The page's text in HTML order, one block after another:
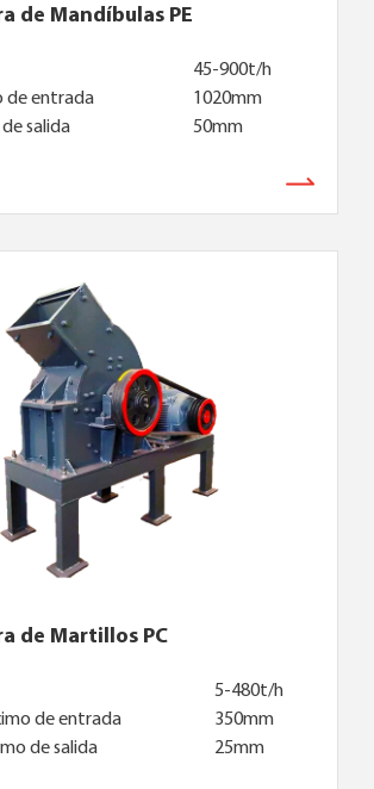
de Mandíbulas PE
45-900t/h
de entrada
1020mm
salida
50mm
de Martillos PC
5-480t/h
de entrada
350mm
de salida
25mm